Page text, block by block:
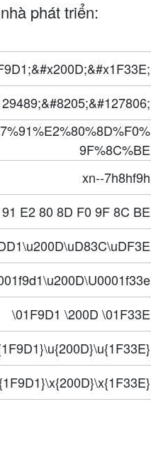
phát triển:
9F%8C%BE
xn--7h8hf9h
E2 80 8D F0 9F 8C BE
\01F9D1 \200D \01F33E